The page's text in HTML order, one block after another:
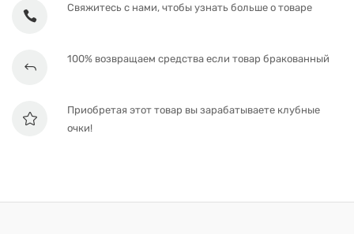
Свяжитесь с нами, чтобы узнать больше о товаре
100% возвращаем средства если товар бракованный
Приобретая этот товар вы зарабатываете клубные
очки!